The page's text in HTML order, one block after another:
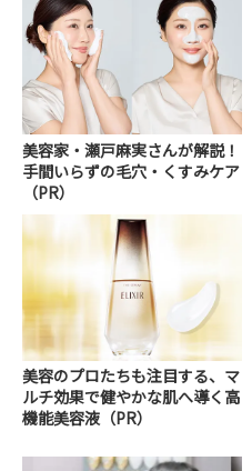
美容家・瀬戸麻実さんが解説！
手間いらずの毛穴・くすみケア
（PR）
美容のプロたちも注目する、マ
ルチ効果で健やかな肌へ導く高
機能美容液（PR）